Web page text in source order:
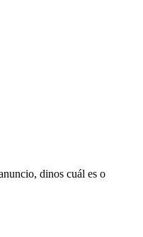
dinos cuál es o